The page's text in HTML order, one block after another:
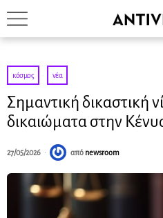
κόσμος · νέα
Σημαντική δικαστική
δικαιώματα στην
27/05/2026 από newsroom